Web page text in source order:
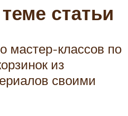
статьи
мастер-классов по
из
своими